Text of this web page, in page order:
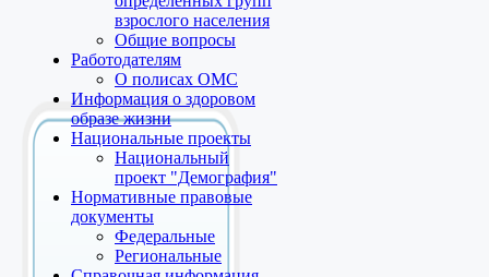
взрослого населения
Общие вопросы
Работодателям
О полисах ОМС
Информация о здоровом
образе жизни
Национальные проекты
Национальный
проект "Демография"
Нормативные правовые
документы
Федеральные
Региональные